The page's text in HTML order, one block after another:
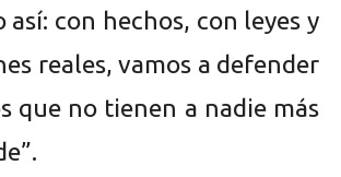
con hechos, con leyes y
reales, vamos a defender
que no tienen a nadie más